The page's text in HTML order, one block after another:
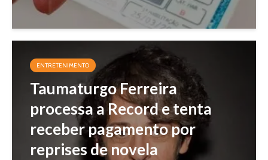
ENTRETENIMENTO
Taumaturgo Ferreira
processa a Record e tenta
receber pagamento por
reprises de novela